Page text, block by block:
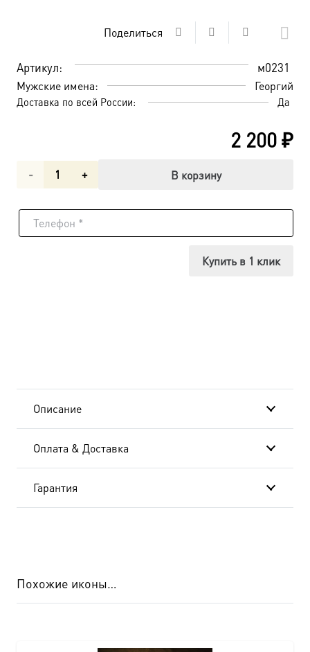
Поделиться
Артикул: м0231
Мужские имена: Георгий
Доставка по всей России: Да
2 200₽
Количество
Благоверный
В корзину
Купить в 1 клик
Описание
Оплата & Доставка
Гарантия
Похожие иконы…